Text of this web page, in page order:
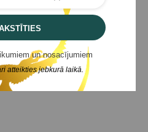
un nosacījumiem
atteikties jebkurā laikā.